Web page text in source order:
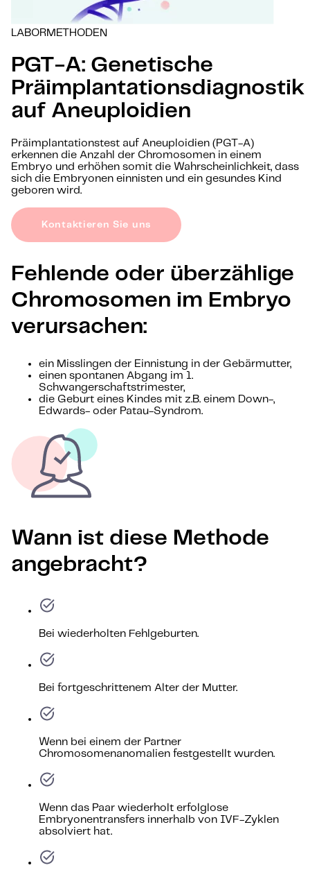
LABORMETHODEN
PGT-A: Genetische
Präimplantationsdiagnostik
auf Aneuploidien
Präimplantationstest auf Aneuploidien (PGT-A)
erkennen die Anzahl der Chromosomen in einem
Embryo und erhöhen somit die Wahrscheinlichkeit, dass
sich die Embryonen einnisten und ein gesundes Kind
geboren wird.
Kontaktieren Sie uns
Fehlende oder überzählige
Chromosomen im Embryo
verursachen:
ein Misslingen der Einnistung in der Gebärmutter,
einen spontanen Abgang im 1.
Schwangerschaftstrimester,
die Geburt eines Kindes mit z.B. einem Down-,
Edwards- oder Patau-Syndrom.
Wann ist diese Methode
angebracht?
Bei wiederholten Fehlgeburten.
Bei fortgeschrittenem Alter der Mutter.
Wenn bei einem der Partner
Chromosomenanomalien festgestellt wurden.
Wenn das Paar wiederholt erfolglose
Embryonentransfers innerhalb von IVF-Zyklen
absolviert hat.